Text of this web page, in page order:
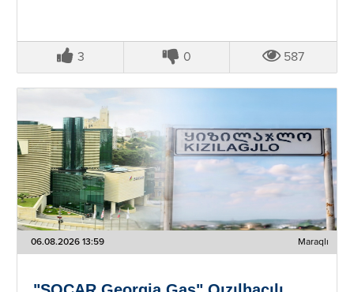
3 0 587
06.08.2026 13:59 Maraqlı